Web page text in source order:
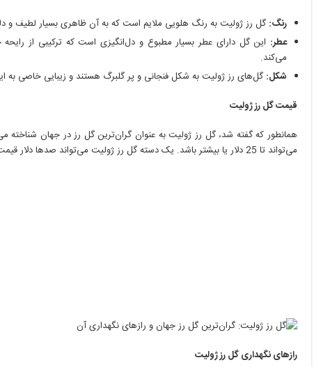
رنگ: گل رز ژولیت به رنگ هلویی ملایم است که به آن ظاهری بسیار لطیف و
عطر: این گل دارای عطر بسیار مطبوع و دل‌انگیزی است که ترکیبی از
می‌کند.
شکل: گل‌های رز ژولیت به شکل فنجانی و پر گلبرگ هستند و زیبایی خاصی به
قیمت گل رز ژولیت
همانطور که گفته شد، گل رز ژولیت به عنوان گران‌ترین گل رز در جهان
می‌تواند تا 25 دلار یا بیشتر باشد. یک دسته گل رز ژولیت می‌تواند صدها دلار قیمت داشته باشد.
رازهای نگهداری گل رز ژولیت